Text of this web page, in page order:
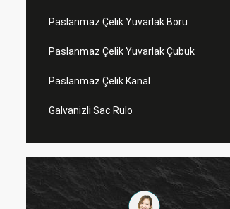
Paslanmaz Çelik Yuvarlak Boru
Paslanmaz Çelik Yuvarlak Çubuk
Paslanmaz Çelik Kanal
Galvanizli Sac Rulo